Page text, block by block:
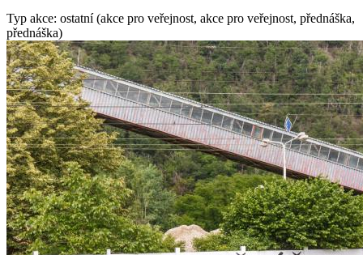
Typ akce: ostatní (akce pro veřejnost, akce pro veřejnost, přednáška,
přednáška)